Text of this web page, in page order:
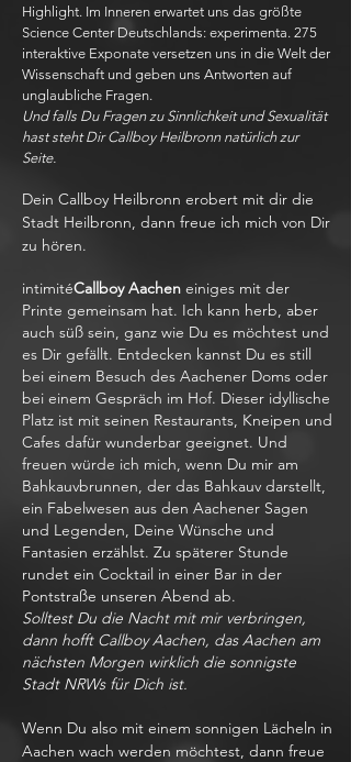
Highlight. Im Inneren erwartet uns das größte
Science Center Deutschlands: experimenta. 275
interaktive Exponate versetzen uns in die Welt der
Wissenschaft und geben uns Antworten auf
unglaubliche Fragen.
Und falls Du Fragen zu Sinnlichkeit und Sexualität
hast steht Dir Callboy Heilbronn natürlich zur
Seite.
Dein Callboy Heilbronn erobert mit dir die
Stadt Heilbronn, dann freue ich mich von Dir
zu hören.
intimitéCallboy Aachen einiges mit der
Printe gemeinsam hat. Ich kann herb, aber
auch süß sein, ganz wie Du es möchtest und
es Dir gefällt. Entdecken kannst Du es still
bei einem Besuch des Aachener Doms oder
bei einem Gespräch im Hof. Dieser idyllische
Platz ist mit seinen Restaurants, Kneipen und
Cafes dafür wunderbar geeignet. Und
freuen würde ich mich, wenn Du mir am
Bahkauvbrunnen, der das Bahkauv darstellt,
ein Fabelwesen aus den Aachener Sagen
und Legenden, Deine Wünsche und
Fantasien erzählst. Zu späterer Stunde
rundet ein Cocktail in einer Bar in der
Pontstraße unseren Abend ab.
Solltest Du die Nacht mit mir verbringen,
dann hofft Callboy Aachen, das Aachen am
nächsten Morgen wirklich die sonnigste
Stadt NRWs für Dich ist.
Wenn Du also mit einem sonnigen Lächeln in
Aachen wach werden möchtest, dann freue